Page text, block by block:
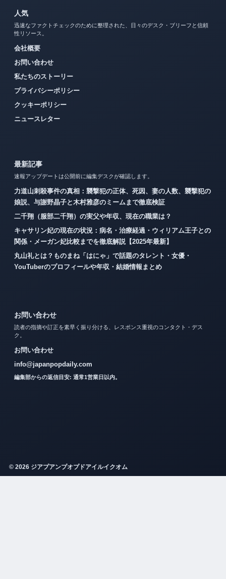
人気
迅速なファクトチェックのために整理された、日々のデスク・ブリーフと信頼
性リソース。
会社概要
お問い合わせ
私たちのストーリー
プライバシーポリシー
クッキーポリシー
ニュースレター
最新記事
速報アップデートは公開前に編集デスクが確認します。
力道山刺殺事件の真相：襲撃犯の正体、死因、妻の人数、襲撃犯の
娘説、与謝野晶子と木村雅彦のミームまで徹底検証
二千翔（服部二千翔）の実父や年収、現在の職業は？
キャサリン妃の現在の状況：病名・治療経過・ウィリアム王子との
関係・メーガン妃比較までを徹底解説【2025年最新】
丸山礼とは？ものまね「はにゃ」で話題のタレント・女優・
YouTuberのプロフィールや年収・結婚情報まとめ
お問い合わせ
読者の指摘や訂正を素早く振り分ける、レスポンス重視のコンタクト・デス
ク。
お問い合わせ
info@japanpopdaily.com
編集部からの返信目安: 通常1営業日以内。
© 2026 ジアプアンプオプドアイルイクオム